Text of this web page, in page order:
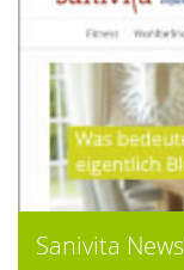
Sanivita